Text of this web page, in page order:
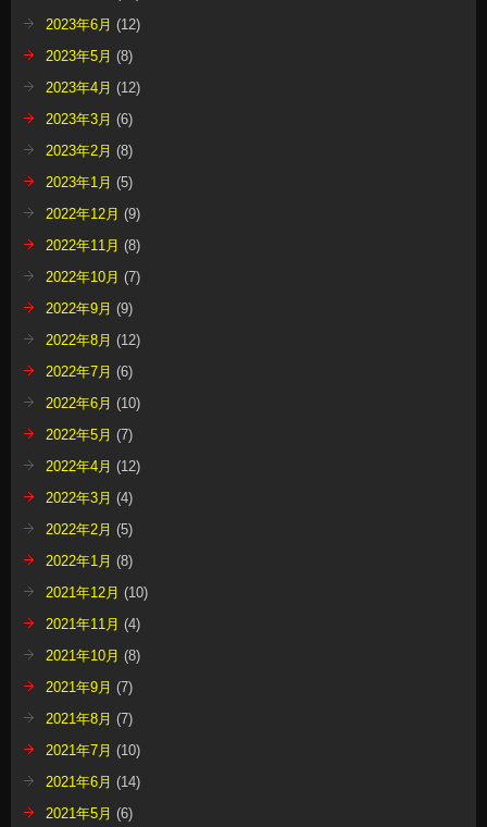
2023年6月 (12)
2023年5月 (8)
2023年4月 (12)
2023年3月 (6)
2023年2月 (8)
2023年1月 (5)
2022年12月 (9)
2022年11月 (8)
2022年10月 (7)
2022年9月 (9)
2022年8月 (12)
2022年7月 (6)
2022年6月 (10)
2022年5月 (7)
2022年4月 (12)
2022年3月 (4)
2022年2月 (5)
2022年1月 (8)
2021年12月 (10)
2021年11月 (4)
2021年10月 (8)
2021年9月 (7)
2021年8月 (7)
2021年7月 (10)
2021年6月 (14)
2021年5月 (6)